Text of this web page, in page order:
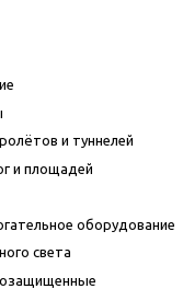
и туннелей
и площадей
оборудование
света